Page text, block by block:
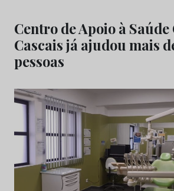
Centro de Apoio à
Cascais já ajudou mais
pessoas